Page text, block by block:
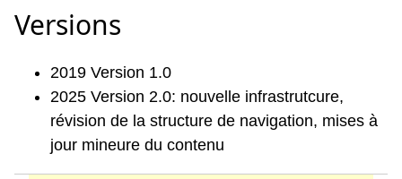
Versions
2019 Version 1.0
2025 Version 2.0: nouvelle infrastrutcure,
révision de la structure de navigation, mises à
jour mineure du contenu